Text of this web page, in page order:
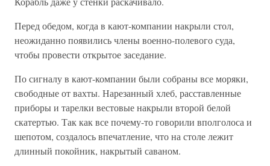
Перед обедом, когда в кают-компании накрыли стол,
неожиданно появились члены военно-полевого суда,
чтобы провести открытое заседание.
По сигналу в кают-компании были собраны все моряки,
свободные от вахты. Нарезанный хлеб, расставленные
приборы и тарелки вестовые накрыли второй белой
скатертью. Так как все почему-то говорили вполголоса и
шепотом, создалось впечатление, что на столе лежит
длинный покойник, накрытый саваном.